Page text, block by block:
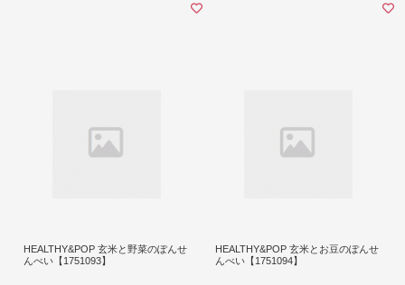
HEALTHY&POP 玄米と野菜のぽんせ
んべい【1751093】
HEALTHY&POP 玄米とお豆のぽんせ
んべい【1751094】